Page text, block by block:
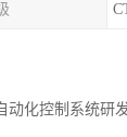
化控制系统研